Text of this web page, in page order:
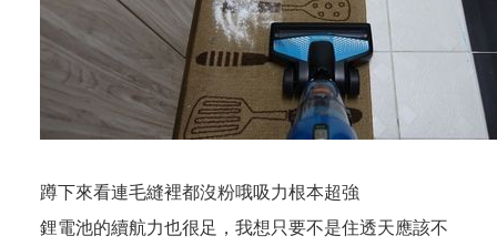
蹲下來看連毛縫裡都沒粉哦吸力根本超強
鋰電池的續航力也很足，我想只要不是住透天應該不